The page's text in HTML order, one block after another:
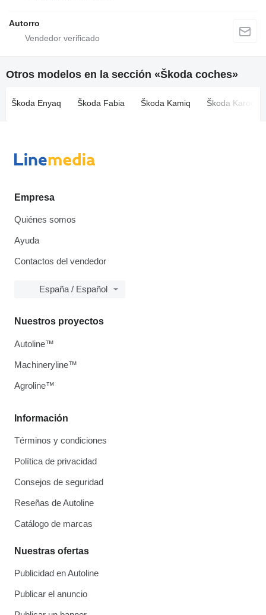
Autorro
Otros modelos en la sección «Škoda coches»
Škoda Enyaq Škoda Fabia Škoda Kamiq Škoda Karoq
Empresa
Quiénes somos
Ayuda
Contactos del vendedor
España / Español
Información
Términos y condiciones
Política de privacidad
Consejos de seguridad
Reseñas de Autoline
Catálogo de marcas
Nuestras ofertas
Publicidad en Autoline
Publicar el anuncio
Nuestros proyectos
Autoline™
Machineryline™
Agroline™